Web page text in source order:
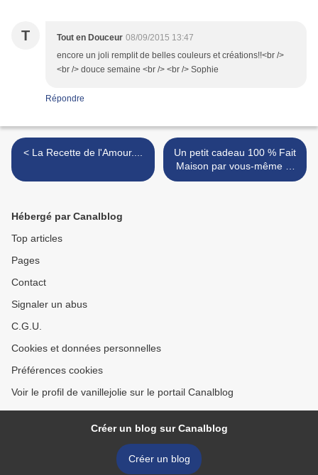
T Tout en Douceur 08/09/2015 13:47
encore un joli remplit de belles couleurs et créations!!<br />
<br /> douce semaine <br /> <br /> Sophie
Répondre
< La Recette de l'Amour....
Un petit cadeau 100 % Fait
Maison par vous-même et
rien que par vous-même....
Hébergé par Canalblog
Top articles
Pages
Contact
Signaler un abus
C.G.U.
Cookies et données personnelles
Préférences cookies
Voir le profil de vanillejolie sur le portail Canalblog
Créer un blog sur Canalblog
Créer un blog